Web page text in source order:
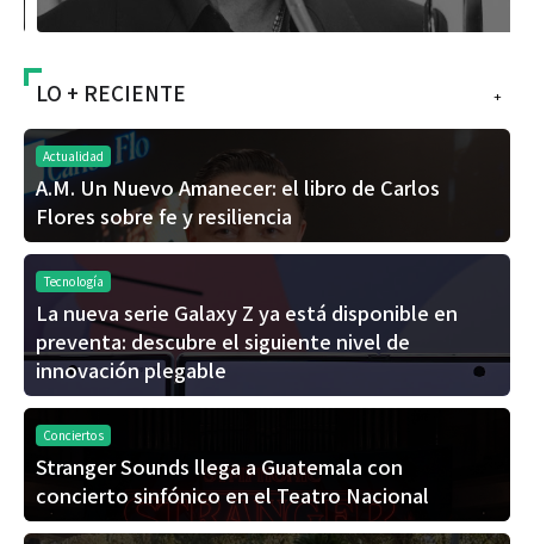
+
LO + RECIENTE
Actualidad
A.M. Un Nuevo Amanecer: el libro de Carlos
Flores sobre fe y resiliencia
Tecnología
La nueva serie Galaxy Z ya está disponible en
preventa: descubre el siguiente nivel de
innovación plegable
Conciertos
Stranger Sounds llega a Guatemala con
concierto sinfónico en el Teatro Nacional